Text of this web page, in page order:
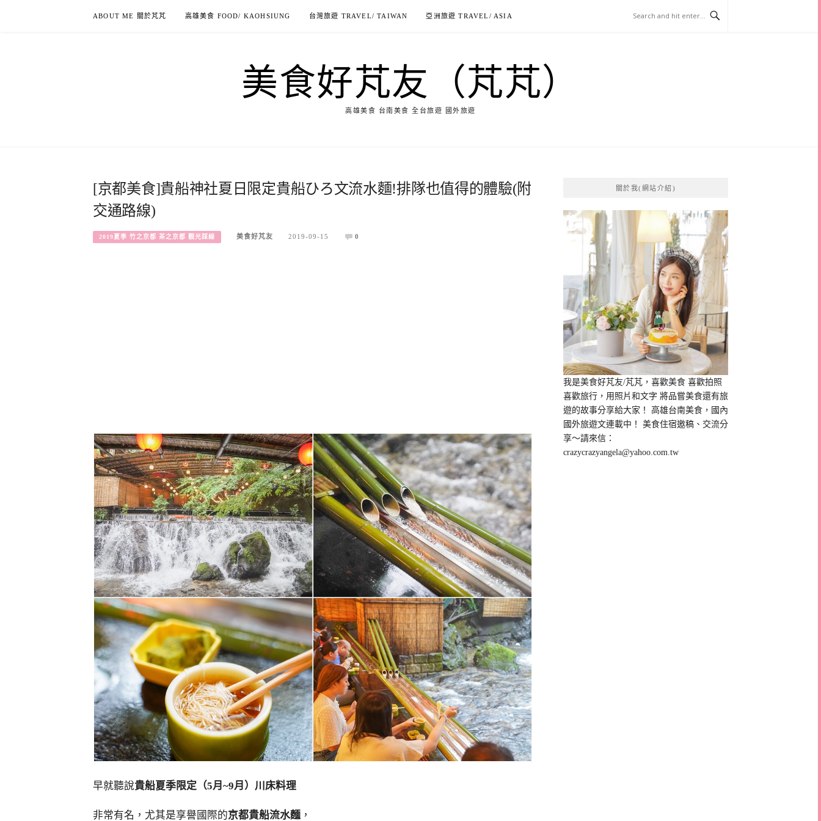
ABOUT ME 關於芃芃 高雄美食 FOOD/ KAOHSIUNG 台灣旅遊 TRAVEL/ TAIWAN 亞洲旅遊 TRAVEL/ ASIA
美食好芃友（芃芃）
高雄美食 台南美食 全台旅遊 國外旅遊
[京都美食]貴船神社夏日限定貴船ひろ文流水麵!排隊也值得的體驗(附
交通路線)
2019夏季 竹之京都 茶之京都 觀光踩線 美食好芃友 2019-09-15 0
早就聽說貴船夏季限定（5月~9月）川床料理
非常有名，尤其是享譽國際的京都貴船流水麵 ，
關於我(網站介紹)
我是美食好芃友/芃芃，喜歡美食 喜歡拍照
喜歡旅行，用照片和文字 將品嘗美食還有旅
遊的故事分享給大家！ 高雄台南美食，國內
國外旅遊文連載中！ 美食住宿邀稿、交流分
享～請來信：
crazycrazyangela@yahoo.com.tw